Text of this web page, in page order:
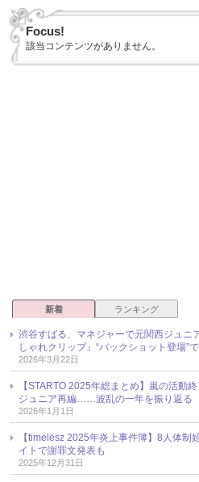
Focus!
該当コンテンツがありません。
新着 ランキング
渋谷すばる、マネジャーで元関西ジュニ
しゃれクリップ』“バックショット登場”
2026年3月22日
【STARTO 2025年総まとめ】嵐の活動
ジュニア再編……波乱の一年を振り返る
2026年1月1日
【timelesz 2025年炎上事件簿】8人体
イトで謝罪文発表も
2025年12月31日